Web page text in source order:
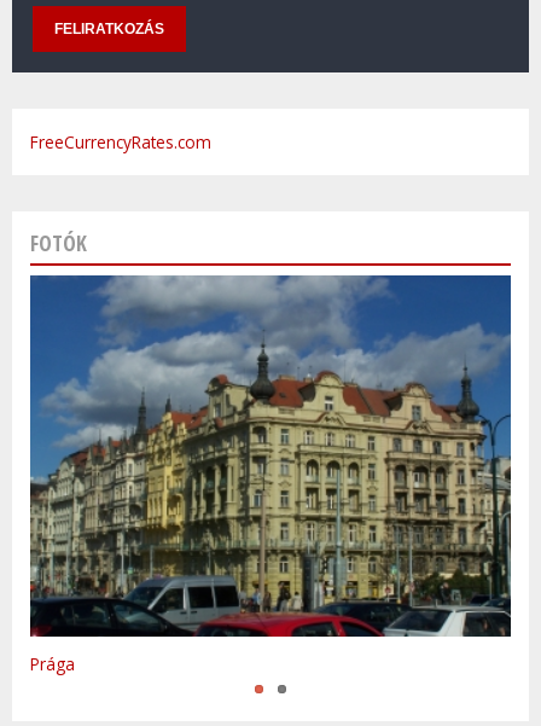
FreeCurrencyRates.com
FOTÓK
Prága
Varsó